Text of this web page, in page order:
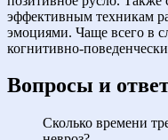
эффективным техникам
эмоциями. Чаще всего в
когнитивно-
Вопросы и
Сколько времени